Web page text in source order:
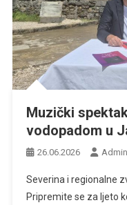
Muzički
vodopadom u
26.06.2026 Admin
Severina i regionalne
Pripremite se za ljeto